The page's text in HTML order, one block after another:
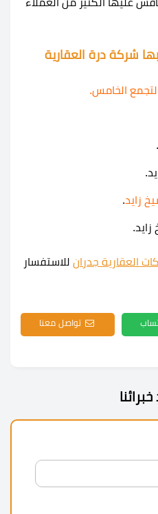
عليها الكثير من العملاء
شركة درة العقارية
الخامس.
زايد.
زايد.
العقارية جدران للاستفسار
تواصل معنا